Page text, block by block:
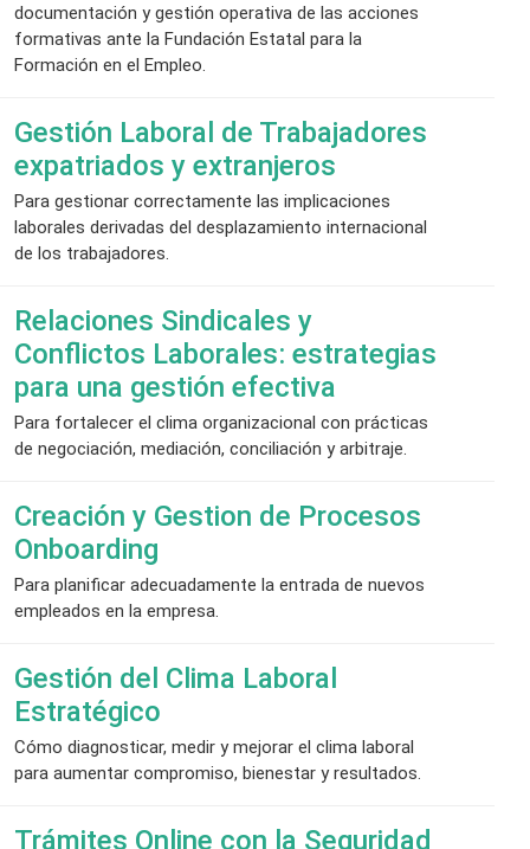
documentación y gestión operativa de las acciones
formativas ante la Fundación Estatal para la
Formación en el Empleo.
Gestión Laboral de Trabajadores
expatriados y extranjeros
Para gestionar correctamente las implicaciones
laborales derivadas del desplazamiento internacional
de los trabajadores.
Relaciones Sindicales y
Conflictos Laborales: estrategias
para una gestión efectiva
Para fortalecer el clima organizacional con prácticas
de negociación, mediación, conciliación y arbitraje.
Creación y Gestion de Procesos
Onboarding
Para planificar adecuadamente la entrada de nuevos
empleados en la empresa.
Gestión del Clima Laboral
Estratégico
Cómo diagnosticar, medir y mejorar el clima laboral
para aumentar compromiso, bienestar y resultados.
Trámites Online con la Seguridad